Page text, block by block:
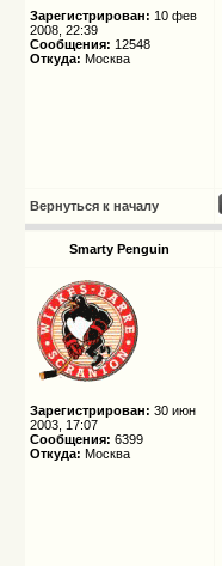
Зарегистрирован: 10 фев
2008, 22:39
Сообщения: 12548
Откуда: Москва
Вернуться к началу
Smarty Penguin
Зарегистрирован: 30 июн
2003, 17:07
Сообщения: 6399
Откуда: Москва